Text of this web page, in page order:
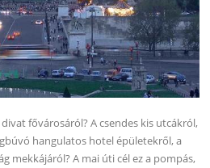
fővárosáról? A csendes kis utcákról,
hangulatos hotel épületekről, a
mekkájáról? A mai úti cél ez a pompás,